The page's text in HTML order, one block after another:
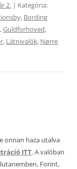
2. | Kategória:
, Bording
,Guldforhoved,
, Látnivalók, Nørre
onnan haza utalva
ITT. A valóban
Forint,